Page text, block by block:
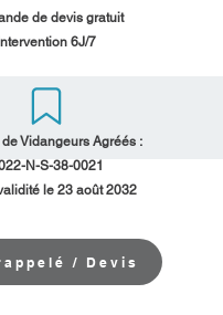
de devis gratuit
Intervention 6J/7
de Vidangeurs Agréés :
N-S-38-0021
le 23 août 2032
/ Devis